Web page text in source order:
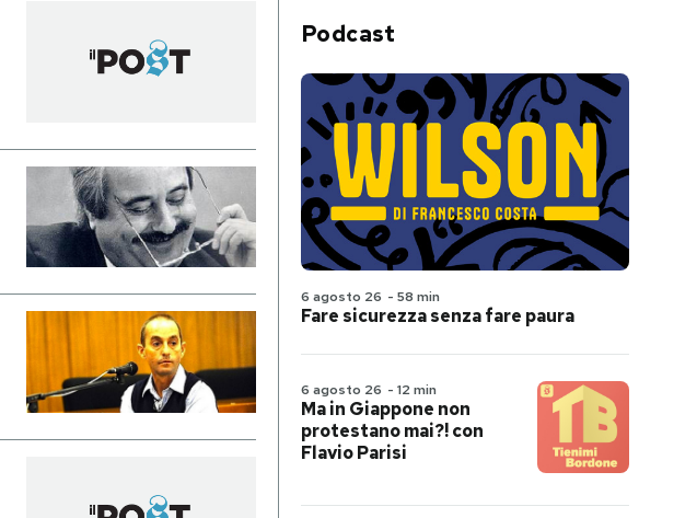
Podcast
6 agosto 26 - 58 min
Fare sicurezza senza fare paura
6 agosto 26 - 12 min
Ma in Giappone non
protestano mai?! con
Flavio Parisi